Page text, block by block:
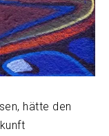
hätte den